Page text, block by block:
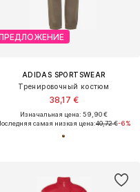
ADIDAS SPORTSWEAR
Тренировочный костюм
38,17 €
Изначальная цена: 59,90 €
самая низкая цена:40,72 €-6%